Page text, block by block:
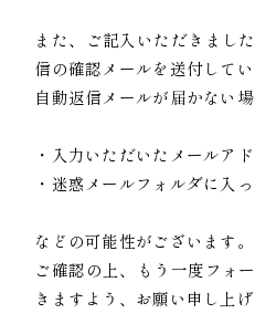
また、ご記入いただきまし
信の確認メールを送付してい
自動返信メールが届かない場
・入力いただいたメールア
・迷惑メールフォルダに入っ
などの可能性がございます。
ご確認の上、もう一度フォ
きますよう、お願い申し上げ